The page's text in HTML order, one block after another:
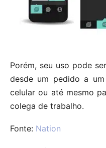
Porém, seu uso pode
desde um pedido a
celular ou até mesmo
colega de trabalho.
Fonte: Nation